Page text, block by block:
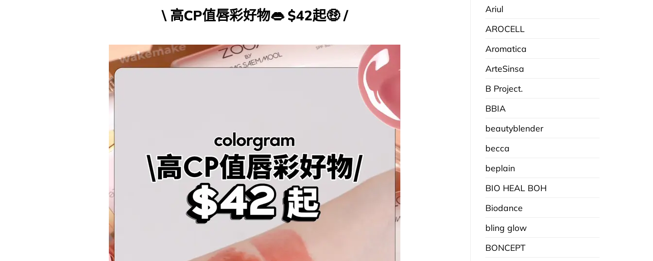
\ 高CP值唇彩好物👄 $42起🤑​ /
Ariul
AROCELL
Aromatica
ArteSinsa
B Project.
BBIA
beautyblender
becca
beplain
BIO HEAL BOH
Biodance
bling glow
BONCEPT